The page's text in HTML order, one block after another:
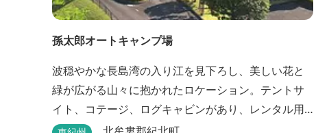
孫太郎オートキャンプ場
波穏やかな長島湾の入り江を見下ろし、美しい花と
緑が広がる山々に抱かれたロケーション。テントサ
イト、コテージ、ログキャビンがあり、レンタル用
品まで完備する、、四つ星キャンプ場。 初心者の方